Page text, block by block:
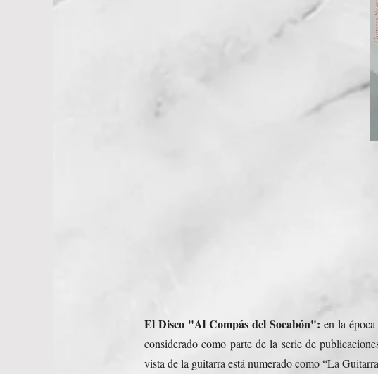
El Disco "Al Compás del Socabón": en la
considerado como parte de la serie de
vista de la guitarra está numerado como “La